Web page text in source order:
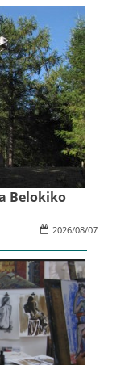
Belokiko
2026/08/07